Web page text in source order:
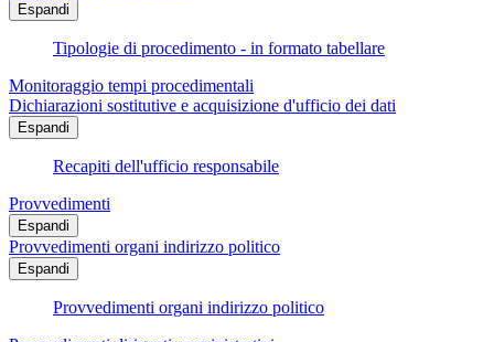
Espandi
Tipologie di procedimento - in formato tabellare
Monitoraggio tempi procedimentali
Dichiarazioni sostitutive e acquisizione d'ufficio dei dati
Espandi
Recapiti dell'ufficio responsabile
Provvedimenti
Espandi
Provvedimenti organi indirizzo politico
Espandi
Provvedimenti organi indirizzo politico